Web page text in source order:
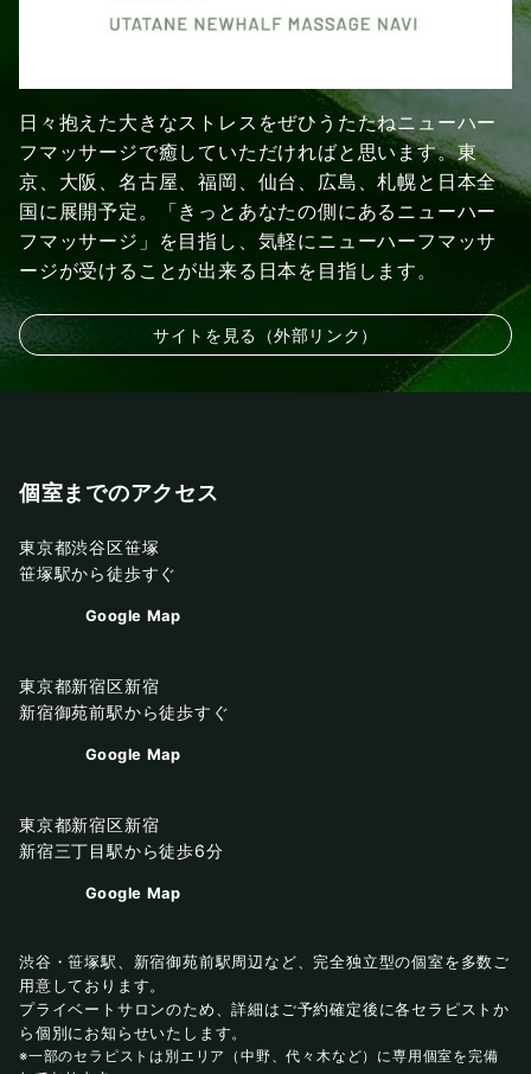
日々抱えた大きなストレスをぜひうたたねニューハー
フマッサージで癒していただければと思います。東
京、大阪、名古屋、福岡、仙台、広島、札幌と日本全
国に展開予定。「きっとあなたの側にあるニューハー
フマッサージ」を目指し、気軽にニューハーフマッサ
ージが受けることが出来る日本を目指します。
サイトを見る（外部リンク）
個室までのアクセス
東京都渋谷区笹塚
笹塚駅から徒歩すぐ
Google Map
東京都新宿区新宿
新宿御苑前駅から徒歩すぐ
Google Map
東京都新宿区新宿
新宿三丁目駅から徒歩6分
Google Map
渋谷・笹塚駅、新宿御苑前駅周辺など、完全独立型の個室を多数ご
用意しております。
プライベートサロンのため、詳細はご予約確定後に各セラピストか
ら個別にお知らせいたします。
※一部のセラピストは別エリア（中野、代々木など）に専用個室を完備